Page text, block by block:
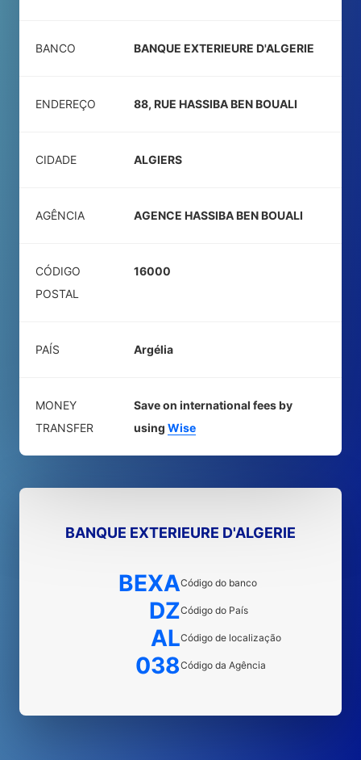
BANCO BANQUE EXTERIEURE D'ALGERIE
ENDEREÇO 88, RUE HASSIBA BEN BOUALI
CIDADE ALGIERS
AGÊNCIA AGENCE HASSIBA BEN BOUALI
CÓDIGO
POSTAL
16000
PAÍS Argélia
MONEY
TRANSFER
Save on international fees by
using Wise
BANQUE EXTERIEURE D'ALGERIE
BEXACódigo do banco
DZCódigo do País
ALCódigo de localização
038Código da Agência